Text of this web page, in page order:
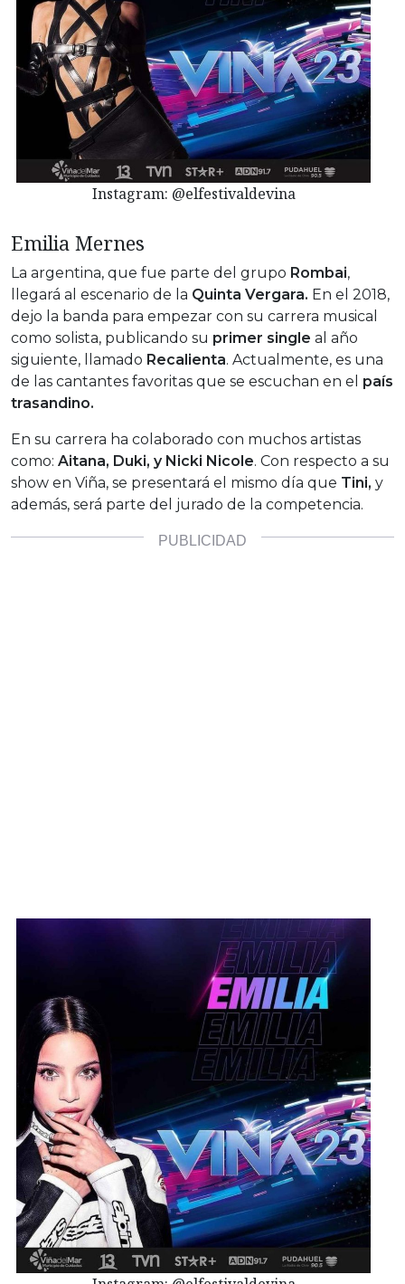
Instagram: @elfestivaldevina
Emilia Mernes
La argentina, que fue parte del grupo Rombai,
llegará al escenario de la Quinta Vergara. En el 2018,
dejo la banda para empezar con su carrera musical
como solista, publicando su primer single al año
siguiente, llamado Recalienta. Actualmente, es una
de las cantantes favoritas que se escuchan en el país
trasandino.
En su carrera ha colaborado con muchos artistas
como: Aitana, Duki, y Nicki Nicole. Con respecto a su
show en Viña, se presentará el mismo día que Tini, y
además, será parte del jurado de la competencia.